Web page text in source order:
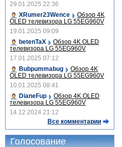
29.01.2025 22:36
XRumer23Wence
Обзор 4K
OLED телевизора LG 55EG960V
19.01.2025 09:09
betenTaX
Обзор 4K OLED
телевизора LG 55EG960V
17.01.2025 07:12
Bubpummabug
Обзор 4K
OLED телевизора LG 55EG960V
10.01.2025 08:41
DianeFup
Обзор 4K OLED
телевизора LG 55EG960V
14.12.2024 21:12
Все комментарии
Голосование